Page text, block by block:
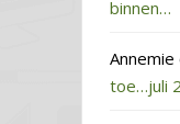
binnen…
Annemie
toe…juli